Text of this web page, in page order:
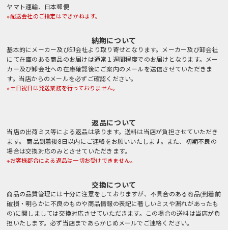
ヤマト運輸、日本郵便
※配送会社のご指定はできかねます。
納期について
基本的にメーカー及び卸会社より取り寄せとなります。メーカー及び卸会社
にて在庫のある商品のお届けは通常１週間程度でのお届けとなります。メー
カー及び卸会社への在庫確認後にご案内のメールを送信させていただきま
す。当店からのメールを必ずご確認ください。
※土日祝日は発送業務を行っておりません。
返品について
当店の出荷ミス等による返品は承ります。送料は当店が負担させていただき
ます。 商品到着後8日以内にご連絡をお願いいたします。また、初期不良の
場合は交換対応のみとさせていただきます。
※お客様都合による返品は一切お受けできません。
交換について
商品の品質管理には十分に注意をしておりますが、不具合のある商品(到着前
破損・明らかに不良のものや商品情報の表記に著しいミスや漏れがあったも
の)に関しましては交換対応させていただきます。この場合の送料は当店が負
担いたします。必ず当店まであらかじめメールでご連絡ください。